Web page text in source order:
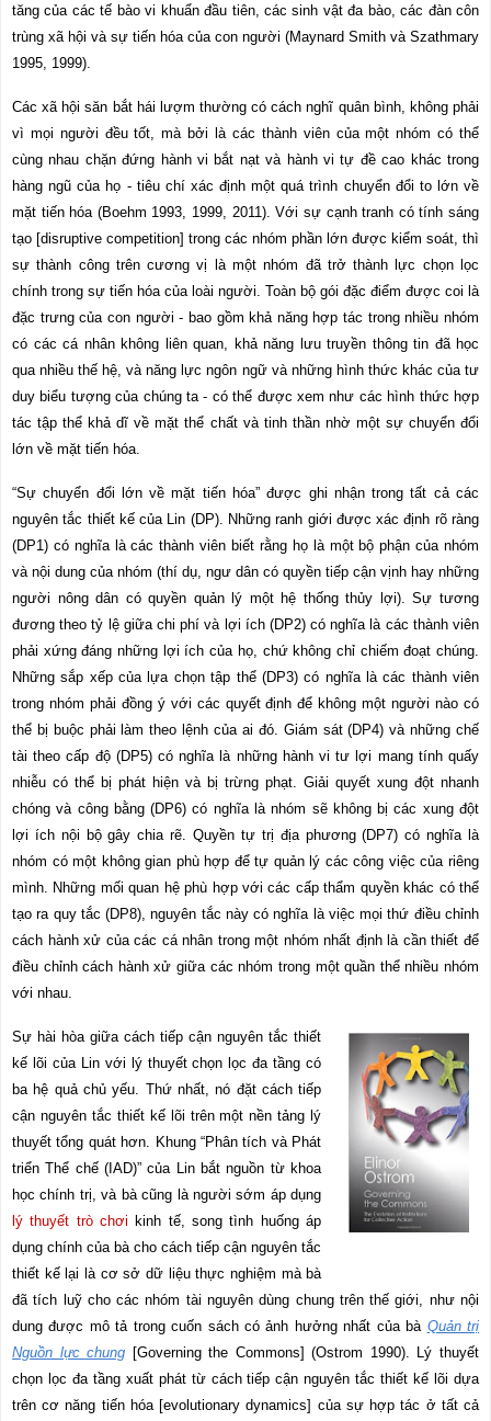
tăng của các tế bào vi khuẩn đầu tiên, các sinh vật đa bào, các đàn côn
trùng xã hội và sự tiến hóa của con người (Maynard Smith và Szathmary
1995, 1999).
Các xã hội săn bắt hái lượm thường có cách nghĩ quân bình, không phải
vì mọi người đều tốt, mà bởi là các thành viên của một nhóm có thể
cùng nhau chặn đứng hành vi bắt nạt và hành vi tự đề cao khác trong
hàng ngũ của họ - tiêu chí xác định một quá trình chuyển đổi to lớn về
mặt tiến hóa (Boehm 1993, 1999, 2011). Với sự cạnh tranh có tính sáng
tạo [disruptive competition] trong các nhóm phần lớn được kiểm soát, thì
sự thành công trên cương vị là một nhóm đã trở thành lực chọn lọc
chính trong sự tiến hóa của loài người. Toàn bộ gói đặc điểm được coi là
đặc trưng của con người - bao gồm khả năng hợp tác trong nhiều nhóm
có các cá nhân không liên quan, khả năng lưu truyền thông tin đã học
qua nhiều thế hệ, và năng lực ngôn ngữ và những hình thức khác của tư
duy biểu tượng của chúng ta - có thể được xem như các hình thức hợp
tác tập thể khả dĩ về mặt thể chất và tinh thần nhờ một sự chuyển đổi
lớn về mặt tiến hóa.
“Sự chuyển đổi lớn về mặt tiến hóa” được ghi nhận trong tất cả các
nguyên tắc thiết kế của Lin (DP). Những ranh giới được xác định rõ ràng
(DP1) có nghĩa là các thành viên biết rằng họ là một bộ phận của nhóm
và nội dung của nhóm (thí dụ, ngư dân có quyền tiếp cận vịnh hay những
người nông dân có quyền quản lý một hệ thống thủy lợi). Sự tương
đương theo tỷ lệ giữa chi phí và lợi ích (DP2) có nghĩa là các thành viên
phải xứng đáng những lợi ích của họ, chứ không chỉ chiếm đoạt chúng.
Những sắp xếp của lựa chọn tập thể (DP3) có nghĩa là các thành viên
trong nhóm phải đồng ý với các quyết định để không một người nào có
thể bị buộc phải làm theo lệnh của ai đó. Giám sát (DP4) và những chế
tài theo cấp độ (DP5) có nghĩa là những hành vi tư lợi mang tính quấy
nhiễu có thể bị phát hiện và bị trừng phạt. Giải quyết xung đột nhanh
chóng và công bằng (DP6) có nghĩa là nhóm sẽ không bị các xung đột
lợi ích nội bộ gây chia rẽ. Quyền tự trị địa phương (DP7) có nghĩa là
nhóm có một không gian phù hợp để tự quản lý các công việc của riêng
mình. Những mối quan hệ phù hợp với các cấp thẩm quyền khác có thể
tạo ra quy tắc (DP8), nguyên tắc này có nghĩa là việc mọi thứ điều chỉnh
cách hành xử của các cá nhân trong một nhóm nhất định là cần thiết để
điều chỉnh cách hành xử giữa các nhóm trong một quần thể nhiều nhóm
với nhau.
Sự hài hòa giữa cách tiếp cận nguyên tắc thiết
kế lõi của Lin với lý thuyết chọn lọc đa tầng có
ba hệ quả chủ yếu. Thứ nhất, nó đặt cách tiếp
cận nguyên tắc thiết kế lõi trên một nền tảng lý
thuyết tổng quát hơn. Khung “Phân tích và Phát
triển Thể chế (IAD)” của Lin bắt nguồn từ khoa
học chính trị, và bàcũng là người sớm áp dụng
lý thuyết trò chơi kinh tế, song tình huống áp
dụng chính của bà cho cách tiếp cận nguyên tắc
thiết kế lại là cơ sở dữ liệu thực nghiệm mà bà
đã tích luỹ cho các nhóm tài nguyên dùng chung trên thế giới, như nội
dung được mô tả trong cuốn sách có ảnh hưởng nhất của bà Quản trị
Nguồn lực chung [Governing the Commons] (Ostrom 1990). Lý thuyết
chọn lọc đa tầng xuất phát từ cách tiếp cận nguyên tắc thiết kế lõi dựa
trên cơ năng tiến hóa [evolutionary dynamics] của sự hợp tác ở tất cả